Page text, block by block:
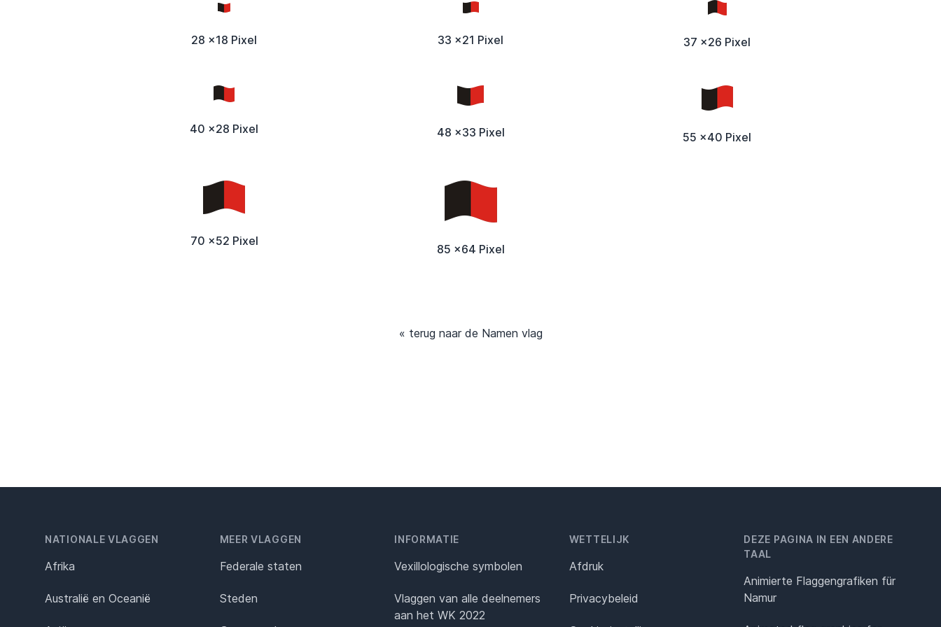
28 x18 Pixel 33 x21 Pixel 37 x26 Pixel
40 x28 Pixel 48 x33 Pixel 55 x40 Pixel
70 x52 Pixel
85 x64 Pixel
« terug naar de Namen vlag
NATIONALE VLAGGEN
Afrika
Australië en Oceanië
MEER VLAGGEN
Federale staten
Steden
INFORMATIE
Vexillologische symbolen
Vlaggen van alle deelnemers
aan het WK 2022
WETTELIJK
Afdruk
Privacybeleid
DEZE PAGINA IN EEN ANDERE
TAAL
Animierte Flaggengrafiken für
Namur